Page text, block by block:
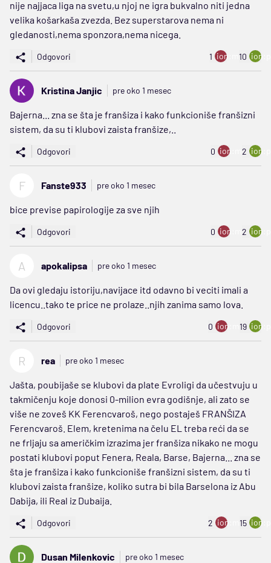
nije najjaca liga na svetu,u njoj ne igra bukvalno niti jedna
velika košarkaša zvezda. Bez superstarova nema ni
gledanosti,nema sponzora,nema nicega.
Odgovori 1 ion:minus
10
Kristina Janjic pre oko 1 mesec
Bajerna... zna se šta je franšiza i kako funkcioniše franšizni
sistem, da su ti klubovi zaista franšize,..
Odgovori 0 ion:minus
2
F Fanste933 pre oko 1 mesec
bice previse papirologije za sve njih
Odgovori 0 ion:minus
2
A apokalipsa pre oko 1 mesec
Da ovi gledaju istoriju,navijace itd odavno bi veciti imali a
licencu..tako te price ne prolaze..njih zanima samo lova.
Odgovori 0 ion:minus
19
R rea pre oko 1 mesec
Jašta, poubijaše se klubovi da plate Evroligi da učestvuju u
takmičenju koje donosi 0-milion evra godišnje, ali zato se
više ne zoveš KK Ferencvaroš, nego postaješ FRANŠIZA
Ferencvaroš. Elem, kretenima na čelu EL treba reći da se
ne frljaju sa američkim izrazima jer franšiza nikako ne mogu
postati klubovi poput Fenera, Reala, Barse, Bajerna... zna se
šta je franšiza i kako funkcioniše franšizni sistem, da su ti
klubovi zaista franšize, koliko sutra bi bila Barselona iz Abu
Dabija, ili Real iz Dubaija.
Odgovori 2 ion:minus
15
Dusan Milenkovic pre oko 1 mesec